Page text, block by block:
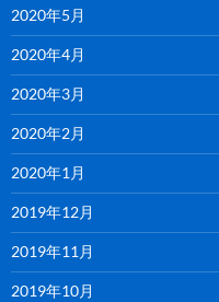
2020年5月
2020年4月
2020年3月
2020年2月
2020年1月
2019年12月
2019年11月
2019年10月